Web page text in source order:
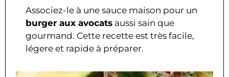
Associez-le à une sauce maison pour un
burger aux avocats aussi sain que
gourmand. Cette recette est très facile,
légere et rapide à préparer.